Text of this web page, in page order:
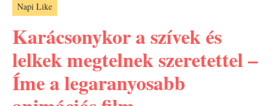
Napi Like
Karácsonykor a szívek és
lelkek megtelnek szeretettel –
Íme a legaranyosabb